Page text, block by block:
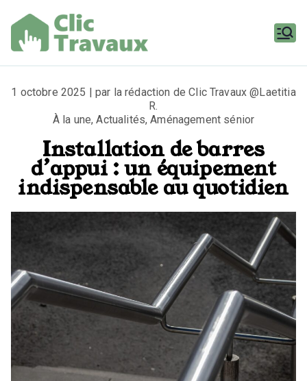
contenu
Travaux
1 octobre 2025 | par la rédaction de Clic Travaux @Laetitia
R.
À la une,Actualités,Aménagement sénior
Installation de barres
d’appui : un équipement
indispensable au quotidien